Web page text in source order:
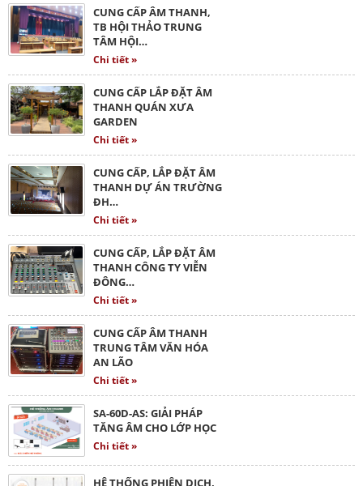
CUNG CẤP ÂM THANH,
TB HỘI THẢO TRUNG
TÂM HỘI…
Chi tiết »
CUNG CẤP LẮP ĐẶT ÂM
THANH QUÁN XƯA
GARDEN
Chi tiết »
CUNG CẤP, LẮP ĐẶT ÂM
THANH DỰ ÁN TRƯỜNG
ĐH…
Chi tiết »
CUNG CẤP, LẮP ĐẶT ÂM
THANH CÔNG TY VIỄN
ĐÔNG…
Chi tiết »
CUNG CẤP ÂM THANH
TRUNG TÂM VĂN HÓA
AN LÃO
Chi tiết »
SA-60D-AS: GIẢI PHÁP
TĂNG ÂM CHO LỚP HỌC
Chi tiết »
HỆ THỐNG PHIÊN DỊCH,